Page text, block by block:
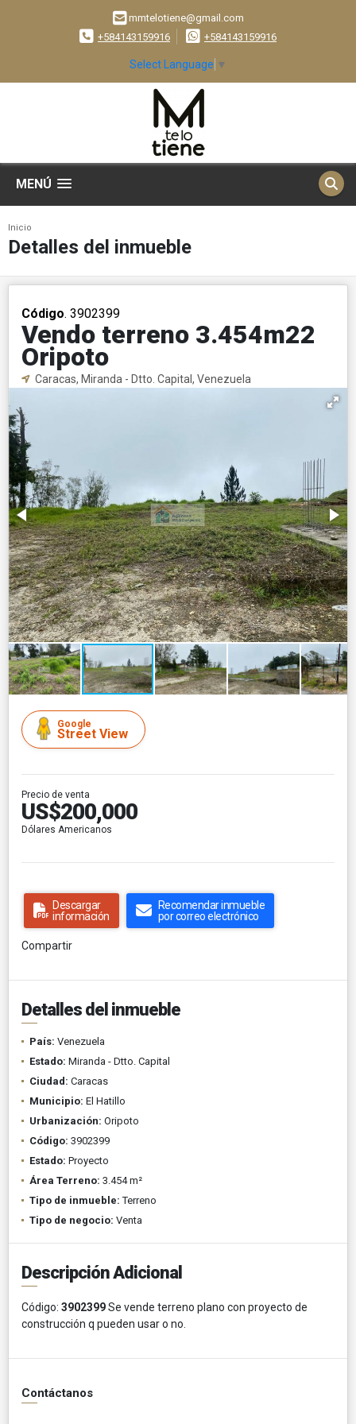
mmtelotiene@gmail.com
+584143159916
+584143159916
Select Language ▼
MENÚ
Inicio
Detalles del inmueble
Código. 3902399
Vendo terreno 3.454m22
Oripoto
Caracas, Miranda - Dtto. Capital, Venezuela
Google
Street View
Precio de venta
US$200,000
Dólares Americanos
Descargar
información
Recomendar inmueble
por correo electrónico
Compartir
Detalles del inmueble
País: Venezuela
Estado: Miranda - Dtto. Capital
Ciudad: Caracas
Municipio: El Hatillo
Urbanización: Oripoto
Código: 3902399
Estado: Proyecto
Área Terreno: 3.454 m²
Tipo de inmueble: Terreno
Tipo de negocio: Venta
Descripción Adicional
Código: 3902399Se vende terreno plano con proyecto de
construcción q pueden usar o no.
Contáctanos